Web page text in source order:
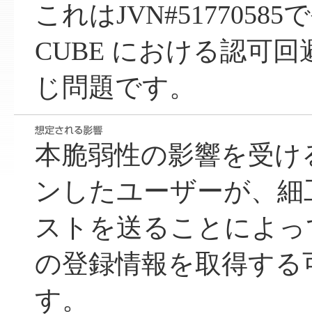
これはJVN#51770585
CUBE における認可回
じ問題です。
本脆弱性の影響を受
ンしたユーザーが、
ストを送ることによ
の登録情報を取得す
す。